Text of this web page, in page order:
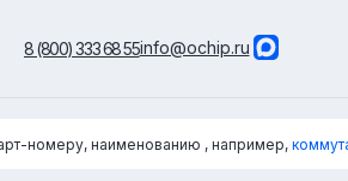
8 (800) 333 68 55info@ochip.ru
номеру, наименованию , например,